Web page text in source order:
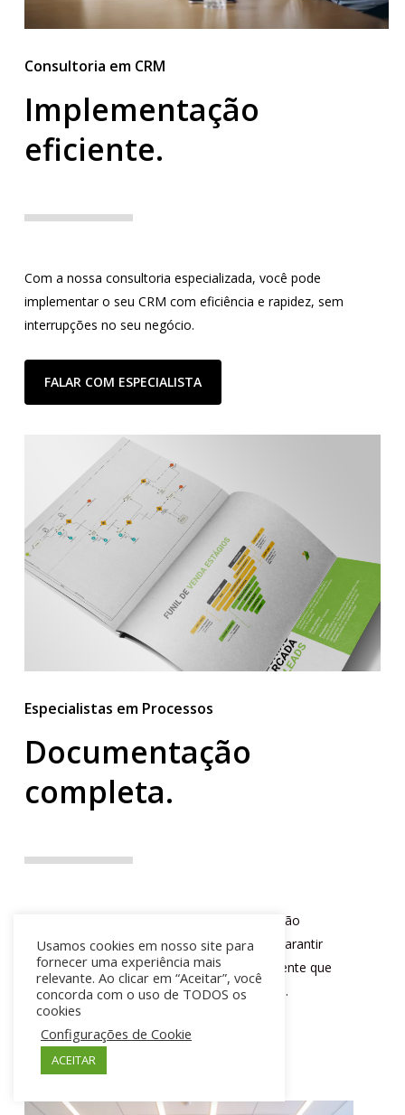
Consultoria em CRM
Implementação
eficiente.
Com a nossa consultoria especializada, você pode
implementar o seu CRM com eficiência e rapidez, sem
interrupções no seu negócio.
FALAR COM ESPECIALISTA
Especialistas em Processos
Documentação
completa.
Nossos especialistas fornecem documentação
detalhada, como playbooks e BPMN, para garantir
uma implementação consistente e transparente que
possa ser facilmente seguida por sua equipe.
FALAR COM ESPECIALISTA
Usamos cookies em nosso site para
fornecer uma experiência mais
relevante. Ao clicar em “Aceitar”, você
concorda com o uso de TODOS os
cookies
Configurações de Cookie
ACEITAR